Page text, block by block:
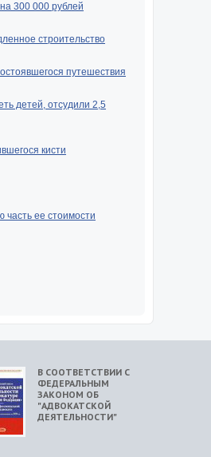
300 000 рублей
строительство
путешествия
детей, отсудили 2,5
кисти
ее стоимости
В СООТВЕТСТВИИ С
ФЕДЕРАЛЬНЫМ
ЗАКОНОМ ОБ
"АДВОКАТСКОЙ
ДЕЯТЕЛЬНОСТИ"